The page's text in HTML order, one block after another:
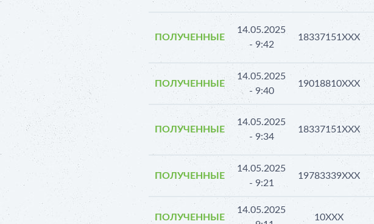
ПОЛУЧЕННЫЕ
14.05.2025
- 9:42
18337151XXX
ПОЛУЧЕННЫЕ
14.05.2025
- 9:40
19018810XXX
ПОЛУЧЕННЫЕ
14.05.2025
- 9:34
18337151XXX
ПОЛУЧЕННЫЕ
14.05.2025
- 9:21
19783339XXX
ПОЛУЧЕННЫЕ
14.05.2025
10XXX